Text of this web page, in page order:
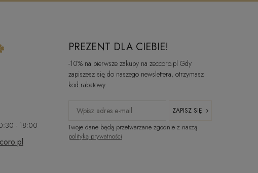
- 18:00
PREZENT DLA CIEBIE!
-10% na pierwsze zakupy na zeccoro.pl Gdy
zapiszesz się do naszego newslettera, otrzymasz
kod rabatowy.
ZAPISZ SIĘ
Twoje dane będą przetwarzane zgodnie z naszą
polityką prywatności